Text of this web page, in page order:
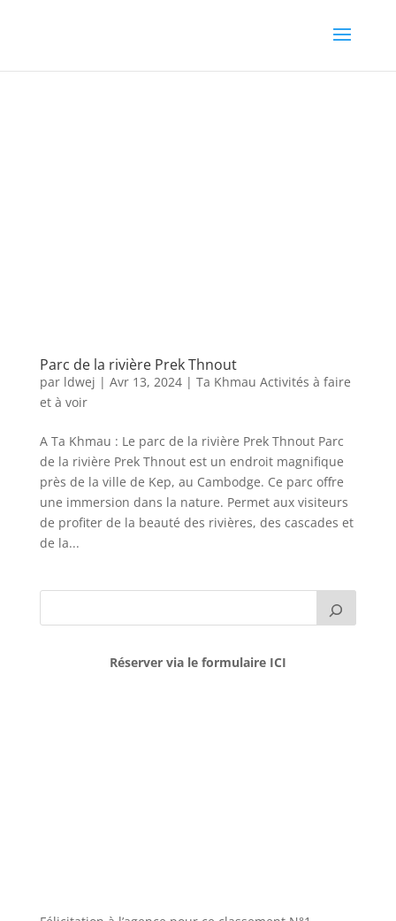
Parc de la rivière Prek Thnout
par ldwej | Avr 13, 2024| Ta Khmau Activités à faire
et à voir
A Ta Khmau : Le parc de la rivière Prek Thnout Parc
de la rivière Prek Thnout est un endroit magnifique
près de la ville de Kep, au Cambodge. Ce parc offre
une immersion dans la nature. Permet aux visiteurs
de profiter de la beauté des rivières, des cascades et
de la...
Réserver via le formulaire ICI